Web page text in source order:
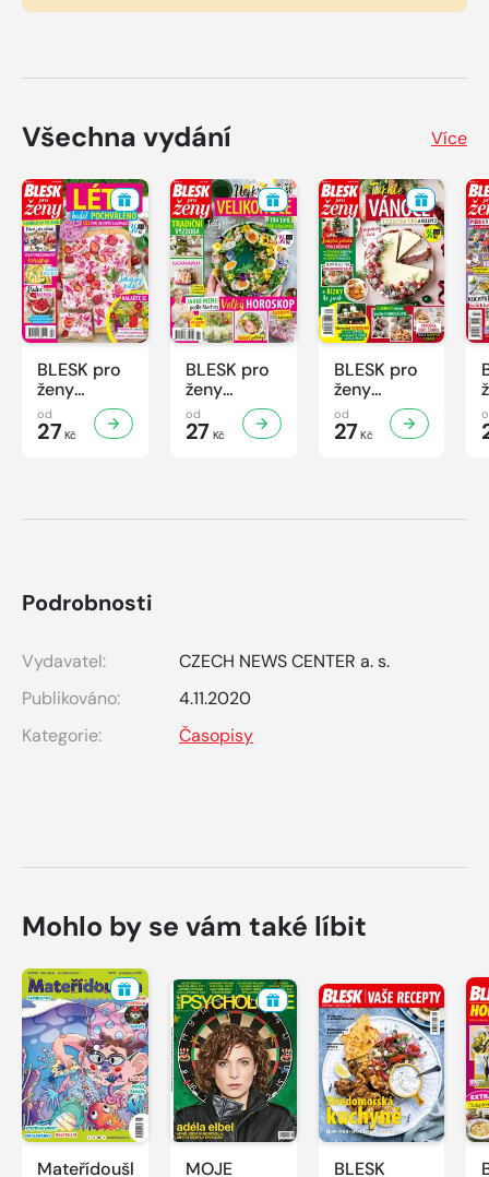
Všechna vydání Více
BLESK pro
ženy
Speciál -
2/2026
od
27 Kč
BLESK pro
ženy
Speciál -
1/2026
od
27 Kč
BLESK pro
ženy
Speciál -
4/2025
od
27Kč
Podrobnosti
Vydavatel:
CZECH NEWS CENTER a. s.
Publikováno:
4.11.2020
Kategorie:
Časopisy
Mohlo by se vám také líbit
Mateřídouška
MOJE
BLESK